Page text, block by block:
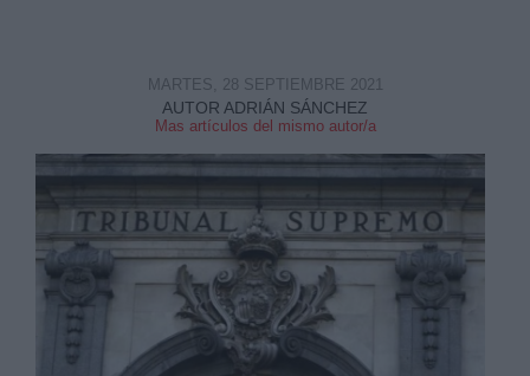
AUTOR ADRIÁN SÁNCHEZ
Mas artículos del mismo autor/a
MARTES, 28 SEPTIEMBRE 2021
Información adicional